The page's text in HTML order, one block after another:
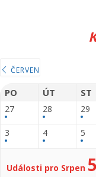
ČERVEN
PO ÚT ST
27 28 29
3 4 5
Události pro Srpen 5